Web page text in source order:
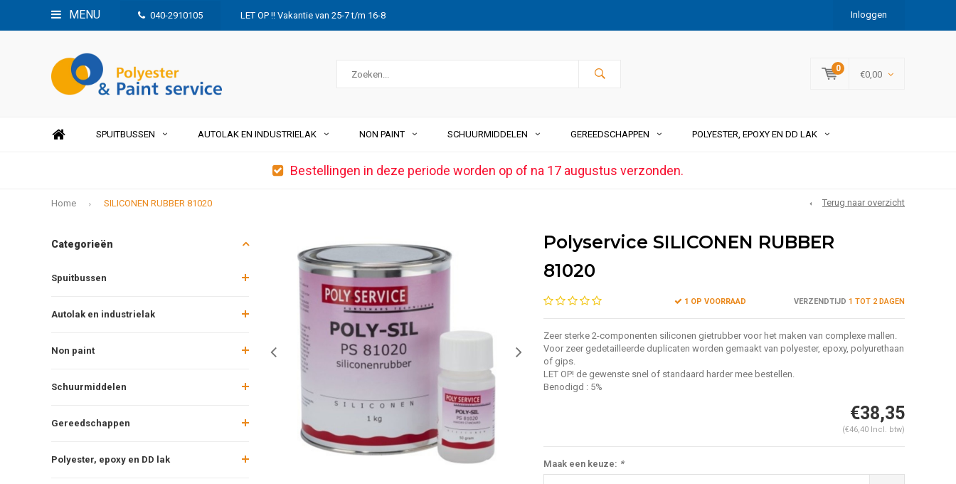
MENU 040-2910105 LET OP !! Vakantie van 25-7 t/m 16-8 Inloggen
0
€0,00
SPUITBUSSEN AUTOLAK EN INDUSTRIELAK NON PAINT SCHUURMIDDELEN GEREEDSCHAPPEN POLYESTER, EPOXY EN DD LAK
Bestellingen in deze periode worden op of na 17 augustus verzonden.
Home SILICONEN RUBBER 81020 Terug naar overzicht
Categorieën
Spuitbussen
Autolak en industrielak
Non paint
Schuurmiddelen
Gereedschappen
Polyester, epoxy en DD lak
Polyservice SILICONEN RUBBER
81020
1 OP VOORRAAD VERZENDTIJD 1 TOT 2 DAGEN
Zeer sterke 2-componenten siliconen gietrubber voor het maken van complexe mallen.
Voor zeer gedetailleerde duplicaten worden gemaakt van polyester, epoxy, polyurethaan
of gips.
LET OP! de gewenste snel of standaard harder mee bestellen.
Benodigd : 5%
€38,35
(€46,40 Incl. btw)
Maak een keuze: *